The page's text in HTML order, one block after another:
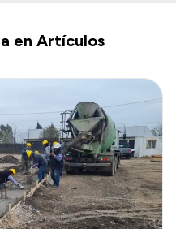
en Artículos